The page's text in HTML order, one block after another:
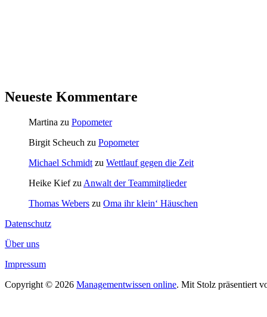
Neueste Kommentare
Martina zu Popometer
Birgit Scheuch zu Popometer
Michael Schmidt zu Wettlauf gegen die Zeit
Heike Kiefzu Anwalt der Teammitglieder
Thomas Webers zu Oma ihr klein‘ Häuschen
Datenschutz
Über uns
Impressum
Copyright © 2026 Managementwissen online. Mit Stolz präsentiert